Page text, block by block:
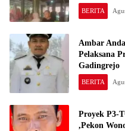
BERITA
Ambar
Pelaksana
Gadingrejo
BERITA
Proyek P3-
,Pekon